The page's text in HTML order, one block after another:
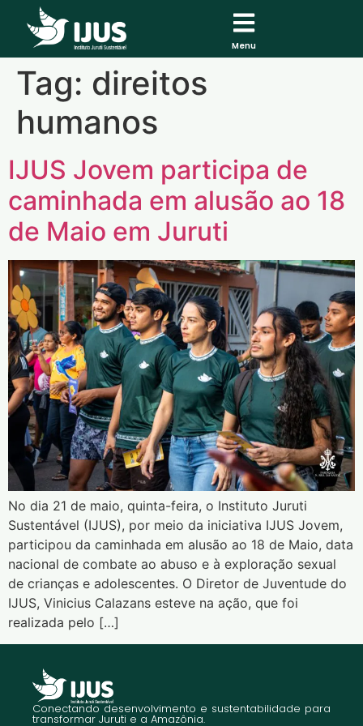
Menu
Tag: direitos
humanos
IJUS Jovem participa de
caminhada em alusão ao 18
de Maio em Juruti
No dia 21 de maio, quinta-feira, o Instituto Juruti
Sustentável (IJUS), por meio da iniciativa IJUS Jovem,
participou da caminhada em alusão ao 18 de Maio, data
nacional de combate ao abuso e à exploração sexual
de crianças e adolescentes. O Diretor de Juventude do
IJUS, Vinicius Calazans esteve na ação, que foi
realizada pelo […]
Conectando desenvolvimento e sustentabilidade para
transformar Juruti e a Amazônia.